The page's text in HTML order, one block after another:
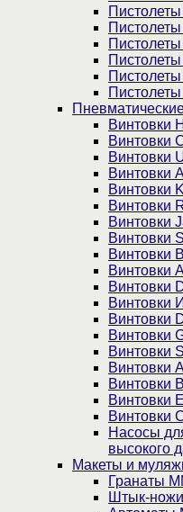
Пистолеты
Винтовки
Винтовки
Винтовки
Винтовки
Винтовки
Винтовки
Винтовки
Винтовки
Винтовки
Винтовки
Винтовки
Винтовки
Винтовки
Винтовки
Винтовки
Винтовки
Винтовки
Винтовки
Винтовки
Насосы
высокого
Макеты и
Гранаты
Штык-